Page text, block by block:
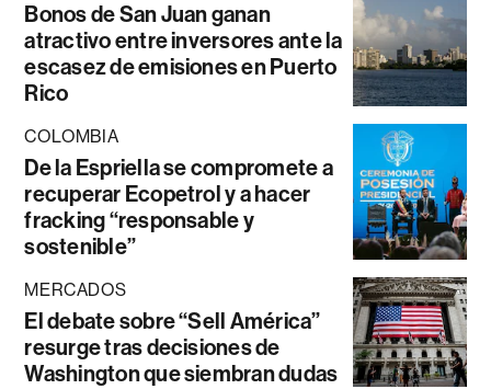
Bonos de San Juan ganan
atractivo entre inversores ante la
escasez de emisiones en Puerto
Rico
COLOMBIA
De la Espriella se compromete a
recuperar Ecopetrol y a hacer
fracking “responsable y
sostenible”
MERCADOS
El debate sobre “Sell América”
resurge tras decisiones de
Washington que siembran dudas